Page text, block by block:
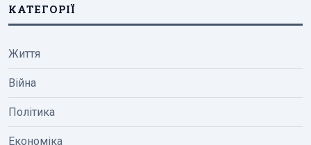
КАТЕГОРІЇ
Життя
Війна
Політика
Економіка